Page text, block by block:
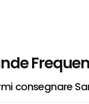
consegnare